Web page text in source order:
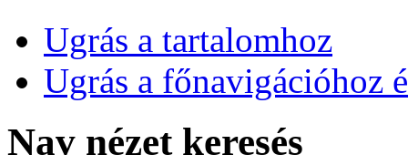
Ugrás a tartalomhoz
Ugrás a főnavigációhoz
Nav nézet keresés